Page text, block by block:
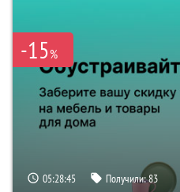
-15%
05:28:44 Получили:83